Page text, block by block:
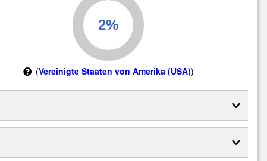
(Vereinigte Staaten von Amerika (USA))